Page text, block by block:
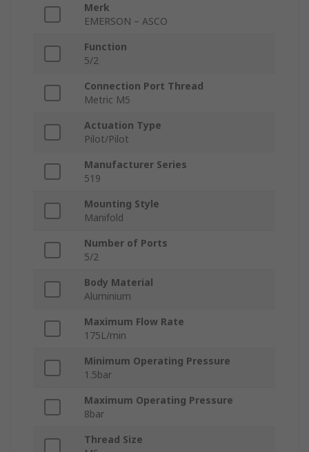
Merk
EMERSON – ASCO
Function
5/2
Connection Port Thread
Metric M5
Actuation Type
Pilot/Pilot
Manufacturer Series
519
Mounting Style
Manifold
Number of Ports
5/2
Body Material
Aluminium
Maximum Flow Rate
175L/min
Minimum Operating Pressure
1.5bar
Maximum Operating Pressure
8bar
Thread Size